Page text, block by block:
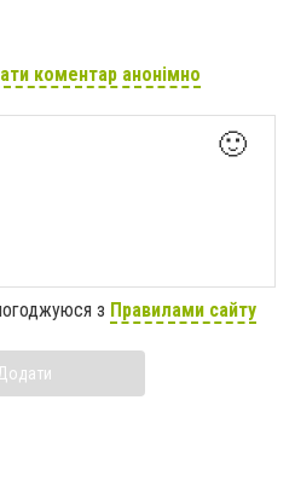
коментар анонімно
🙂
з Правилами сайту
Додати